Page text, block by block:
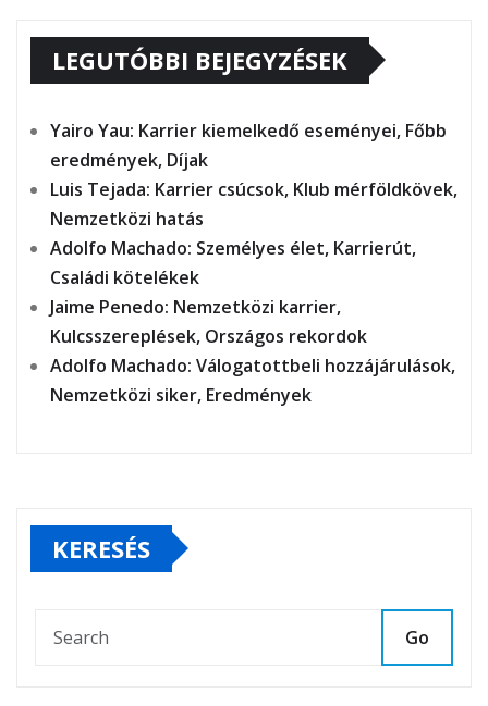
LEGUTÓBBI BEJEGYZÉSEK
Yairo Yau: Karrier kiemelkedő eseményei, Főbb
eredmények, Díjak
Luis Tejada: Karrier csúcsok, Klub mérföldkövek,
Nemzetközi hatás
Adolfo Machado: Személyes élet, Karrierút,
Családi kötelékek
Jaime Penedo: Nemzetközi karrier,
Kulcsszereplések, Országos rekordok
Adolfo Machado: Válogatottbeli hozzájárulások,
Nemzetközi siker, Eredmények
KERESÉS
Go